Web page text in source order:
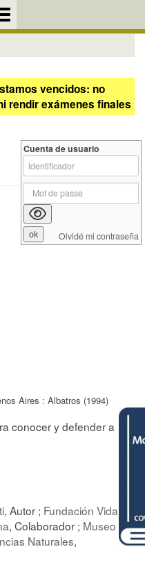
vencidos: no
rendir exámenes finales
Aires : Albatros (1994)
conocer y defender a
, Autor ; Fundación Vida
, Colaborador ; Museo
Naturales,
Cuenta de usuario
Olvidé mi contraseña